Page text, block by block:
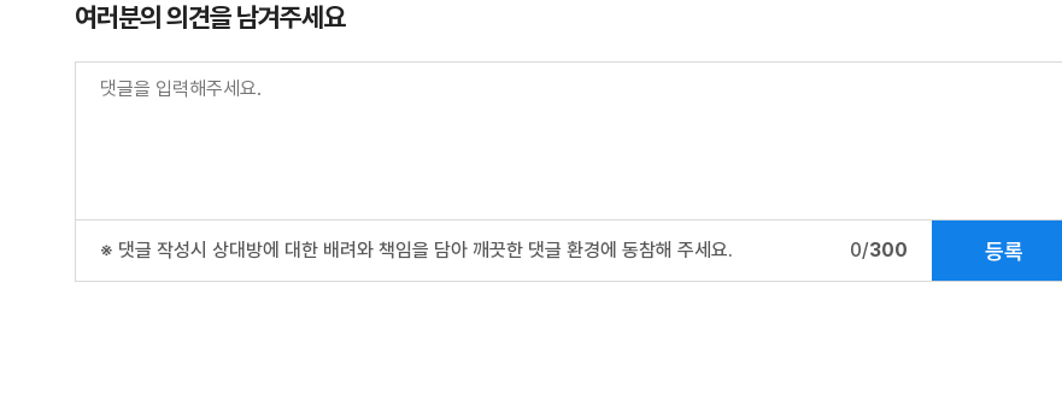
여러분의 의견을 남겨주세요
※ 댓글 작성시 상대방에 대한 배려와 책임을 담아 깨끗한 댓글 환경에 동참해 주세요. 0/300 등록